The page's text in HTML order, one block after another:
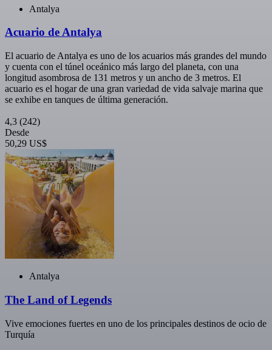
Antalya
Acuario de Antalya
El acuario de Antalya es uno de los acuarios más grandes del mundo
y cuenta con el túnel oceánico más largo del planeta, con una
longitud asombrosa de 131 metros y un ancho de 3 metros. El
acuario es el hogar de una gran variedad de vida salvaje marina que
se exhibe en tanques de última generación.
4,3 (242)
Desde
50,29 US$
Antalya
The Land of Legends
Vive emociones fuertes en uno de los principales destinos de ocio de
Turquía